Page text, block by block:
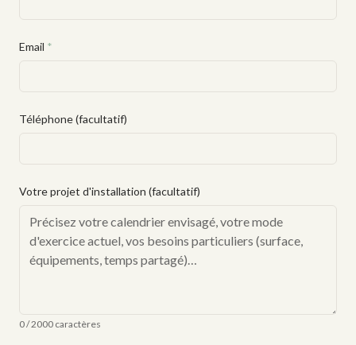
Email *
Téléphone (facultatif)
Votre projet d'installation (facultatif)
0 / 2000 caractères